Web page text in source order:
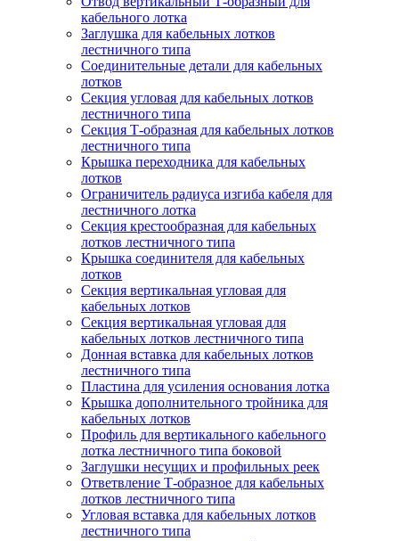
кабельного лотка
Заглушка для кабельных лотков
лестничного типа
Соединительные детали для кабельных
лотков
Секция угловая для кабельных лотков
лестничного типа
Секция Т-образная для кабельных лотков
лестничного типа
Крышка переходника для кабельных
лотков
Ограничитель радиуса изгиба кабеля для
лестничного лотка
Секция крестообразная для кабельных
лотков лестничного типа
Крышка соединителя для кабельных
лотков
Секция вертикальная угловая для
кабельных лотков
Секция вертикальная угловая для
кабельных лотков лестничного типа
Донная вставка для кабельных лотков
лестничного типа
Пластина для усиления основания лотка
Крышка дополнительного тройника для
кабельных лотков
Профиль для вертикального кабельного
лотка лестничного типа боковой
Заглушки несущих и профильных реек
Ответвление Т-образное для кабельных
лотков лестничного типа
Угловая вставка для кабельных лотков
лестничного типа